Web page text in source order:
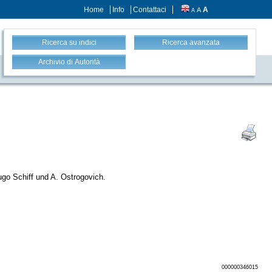
Home Info Contattaci A A A
Ricerca su indici Ricerca avanzata
Archivio di Autorità